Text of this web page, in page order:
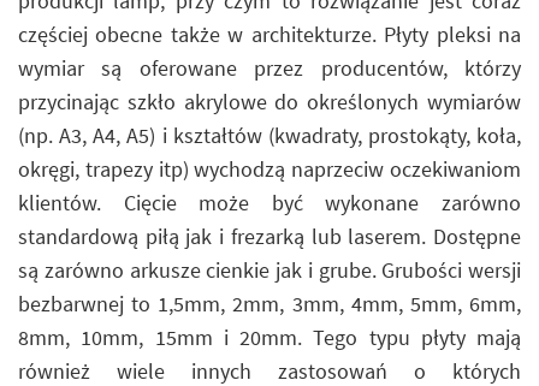
częściej obecne także w architekturze. Płyty pleksi na
wymiar są oferowane przez producentów, którzy
przycinając szkło akrylowe do określonych wymiarów
(np. A3, A4, A5) i kształtów (kwadraty, prostokąty, koła,
okręgi, trapezy itp) wychodzą naprzeciw oczekiwaniom
klientów. Cięcie może być wykonane zarówno
standardową piłą jak i frezarką lub laserem. Dostępne
są zarówno arkusze cienkie jak i grube. Grubości wersji
bezbarwnej to 1,5mm, 2mm, 3mm, 4mm, 5mm, 6mm,
8mm, 10mm, 15mm i 20mm. Tego typu płyty mają
również wiele innych zastosowań o których